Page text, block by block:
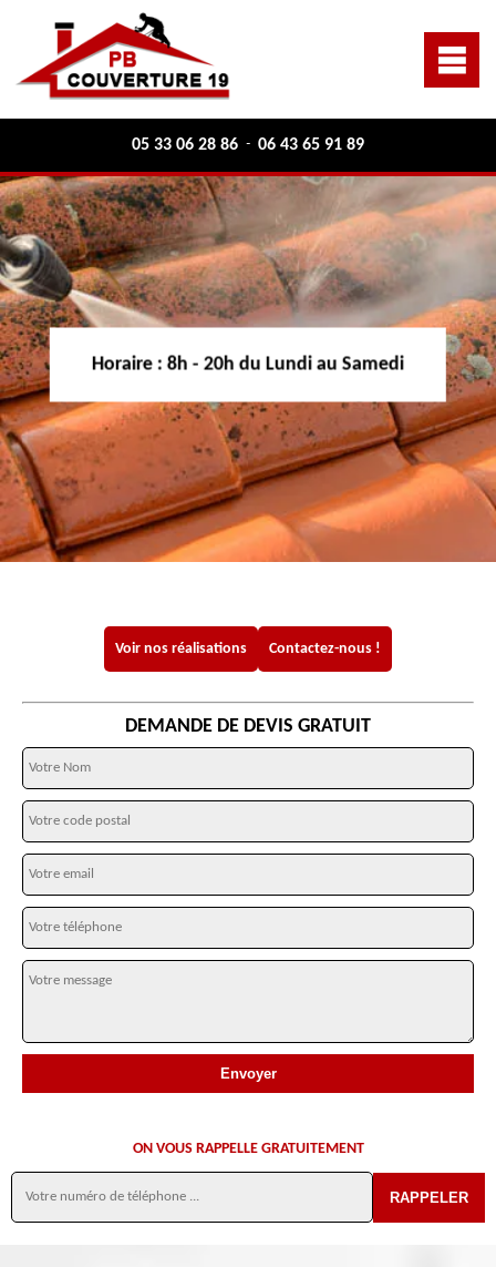
05 33 06 28 86 - 06 43 65 91 89
Horaire : 8h - 20h du Lundi au Samedi
Voir nos réalisations Contactez-nous !
DEMANDE DE DEVIS GRATUIT
ON VOUS RAPPELLE GRATUITEMENT